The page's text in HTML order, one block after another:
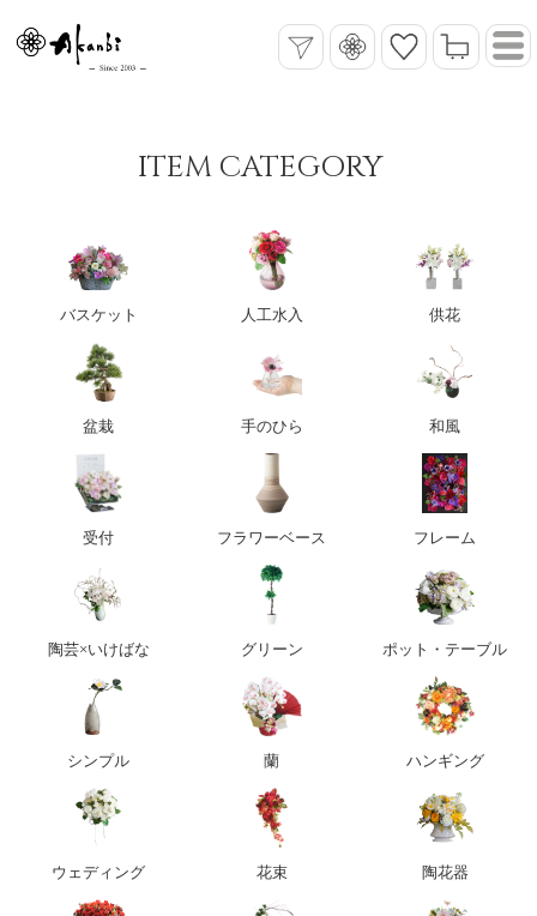
ITEM CATEGORY
バスケット 人工水入 供花
盆栽 手のひら 和風
受付 フラワーベース フレーム
陶芸×いけばな グリーン ポット・テーブル
シンプル 蘭 ハンギング
ウェディング 花束 陶花器